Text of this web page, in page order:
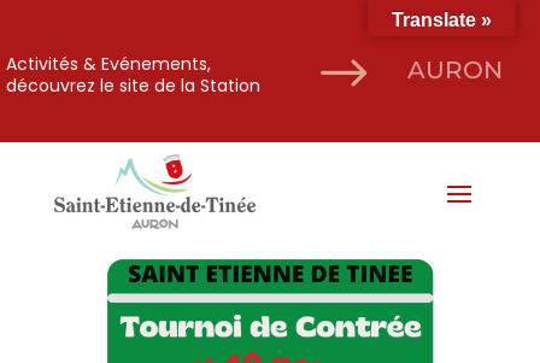
$
Activités & Evénements,
découvrez le site de la Station
AURON
Translate »